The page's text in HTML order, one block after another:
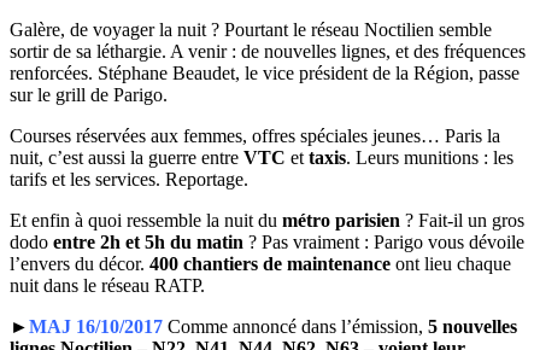
Galère, de voyager la nuit ? Pourtant le réseau Noctilien semble
sortir de sa léthargie. A venir : de nouvelles lignes, et des fréquences
renforcées. Stéphane Beaudet, le vice président de la Région, passe
sur le grill de Parigo.
Courses réservées aux femmes, offres spéciales jeunes… Paris la
nuit, c’est aussi la guerre entre VTC et taxis. Leurs munitions : les
tarifs et les services. Reportage.
Et enfin à quoi ressemble la nuit du métro parisien ? Fait-il un gros
dodo entre 2h et 5h du matin ? Pas vraiment : Parigo vous dévoile
l’envers du décor. 400 chantiers de maintenance ont lieu chaque
nuit dans le réseau RATP.
►MAJ 16/10/2017 Comme annoncé dans l’émission, 5 nouvelles